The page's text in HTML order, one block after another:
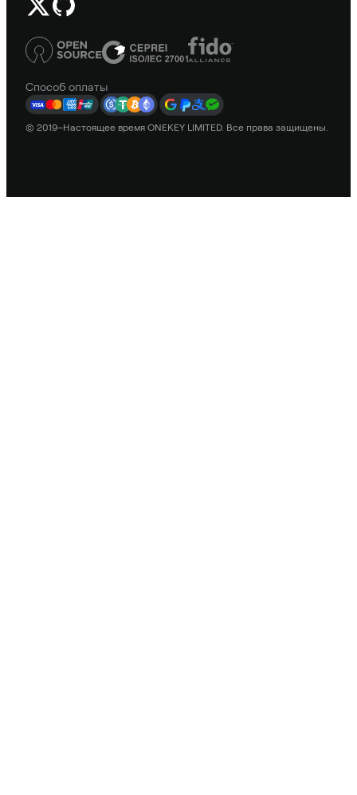
Способ оплаты
© 2019–Настоящее время ONEKEY LIMITED. Все права защищены.